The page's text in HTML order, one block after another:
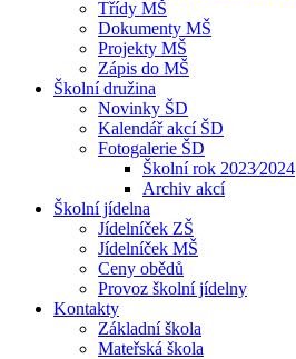
Třídy MŠ
Dokumenty MŠ
Projekty MŠ
Zápis do MŠ
Školní družina
Novinky ŠD
Kalendář akcí ŠD
Fotogalerie ŠD
Školní rok 2023⁄2024
Archiv akcí
Školní jídelna
Jídelníček ZŠ
Jídelníček MŠ
Ceny obědů
Provoz školní jídelny
Kontakty
Základní škola
Mateřská škola